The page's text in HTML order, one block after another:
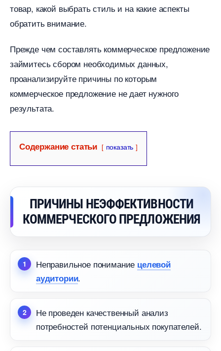
товар, какой выбрать стиль и на какие аспекты
обратить внимание.
Прежде чем составлять коммерческое предложение
займитесь сбором необходимых данных,
проанализируйте причины по которым
коммерческое предложение не дает нужного
результата.
Содержание статьи показать
ПРИЧИНЫ НЕЭФФЕКТИВНОСТИ
КОММЕРЧЕСКОГО ПРЕДЛОЖЕНИЯ
Неправильное понимание целевой
аудитории.
Не проведен качественный анализ
потребностей потенциальных покупателей.